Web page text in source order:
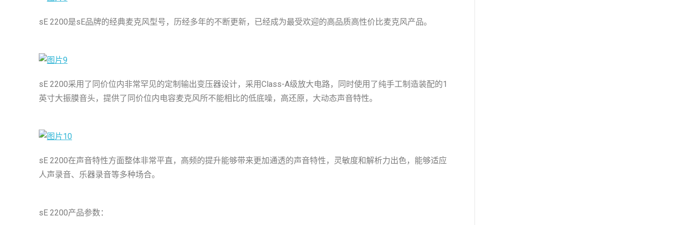
sE 2200是sE品牌的经典麦克风型号，历经多年的不断更新，已经成为最受欢迎的高品质高性价比麦克风产品。
sE 2200采用了同价位内非常罕见的定制输出变压器设计，采用Class-A级放大电路，同时使用了纯手工制造装配的1
英寸大振膜音头，提供了同价位内电容麦克风所不能相比的低底噪，高还原，大动态声音特性。
sE 2200在声音特性方面整体非常平直，高频的提升能够带来更加通透的声音特性，灵敏度和解析力出色，能够适应
人声录音、乐器录音等多种场合。
sE 2200产品参数：